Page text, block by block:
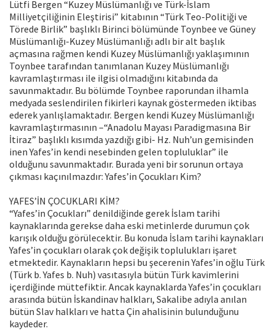
Lütfi Bergen “Kuzey Müslümanlığı ve Türk-İslam
Milliyetçiliğinin Eleştirisi” kitabının “Türk Teo-Politiği ve
Törede Birlik” başlıklı Birinci bölümünde Toynbee ve Güney
Müslümanlığı-Kuzey Müslümanlığı adlı bir alt başlık
açmasına rağmen kendi Kuzey Müslümanlığı yaklaşımının
Toynbee tarafından tanımlanan Kuzey Müslümanlığı
kavramlaştırması ile ilgisi olmadığını kitabında da
savunmaktadır. Bu bölümde Toynbee raporundan ilhamla
medyada seslendirilen fikirleri kaynak göstermeden iktibas
ederek yanlışlamaktadır. Bergen kendi Kuzey Müslümanlığı
kavramlaştırmasının –“Anadolu Mayası Paradigmasına Bir
İtiraz” başlıklı kısımda yazdığı gibi- Hz. Nuh’un gemisinden
inen Yafes’in kendi nesebinden gelen topluluklar” ile
olduğunu savunmaktadır. Burada yeni bir sorunun ortaya
çıkması kaçınılmazdır: Yafes’in Çocukları Kim?
YAFES’İN ÇOCUKLARI KİM?
“Yafes’in Çocukları” denildiğinde gerek İslam tarihi
kaynaklarında gerekse daha eski metinlerde durumun çok
karışık olduğu görülecektir. Bu konuda İslam tarihi kaynakları
Yafes’in çocukları olarak çok değişik toplulukları işaret
etmektedir. Kaynakların hepsi bu şecerenin Yafes’in oğlu Türk
(Türk b. Yafes b. Nuh) vasıtasıyla bütün Türk kavimlerini
içerdiğinde müttefiktir. Ancak kaynaklarda Yafes’in çocukları
arasında bütün İskandinav halkları, Sakalibe adıyla anılan
bütün Slav halkları ve hatta Çin ahalisinin bulunduğunu
kaydeder.